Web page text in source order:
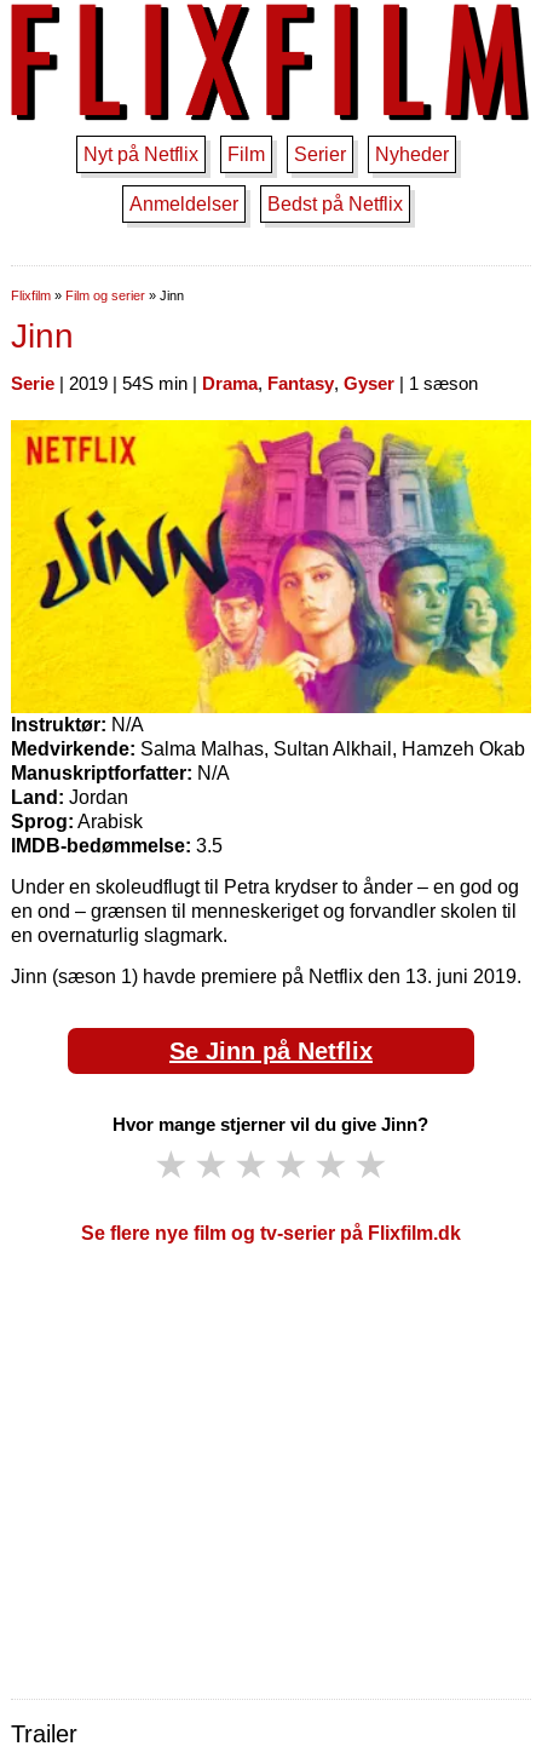
Nyt på Netflix Film Serier Nyheder
Anmeldelser Bedst på Netflix
Flixfilm » Film og serier »Jinn
Jinn
Serie| 2019 | 54S min | Drama, Fantasy, Gyser| 1 sæson
Instruktør: N/A
Medvirkende: Salma Malhas, Sultan Alkhail, Hamzeh Okab
Manuskriptforfatter: N/A
Land: Jordan
Sprog: Arabisk
IMDB-bedømmelse: 3.5
Under en skoleudflugt til Petra krydser to ånder – en god og
en ond – grænsen til menneskeriget og forvandler skolen til
en overnaturlig slagmark.
Jinn (sæson 1) havde premiere på Netflix den 13. juni 2019.
Se Jinn på Netflix
Hvor mange stjerner vil du give Jinn?
★ ★ ★ ★ ★ ★
Se flere nye film og tv-serier på Flixfilm.dk
Trailer